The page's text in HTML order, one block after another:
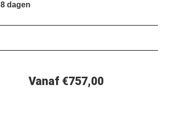
8 dagen
Vanaf €757,00